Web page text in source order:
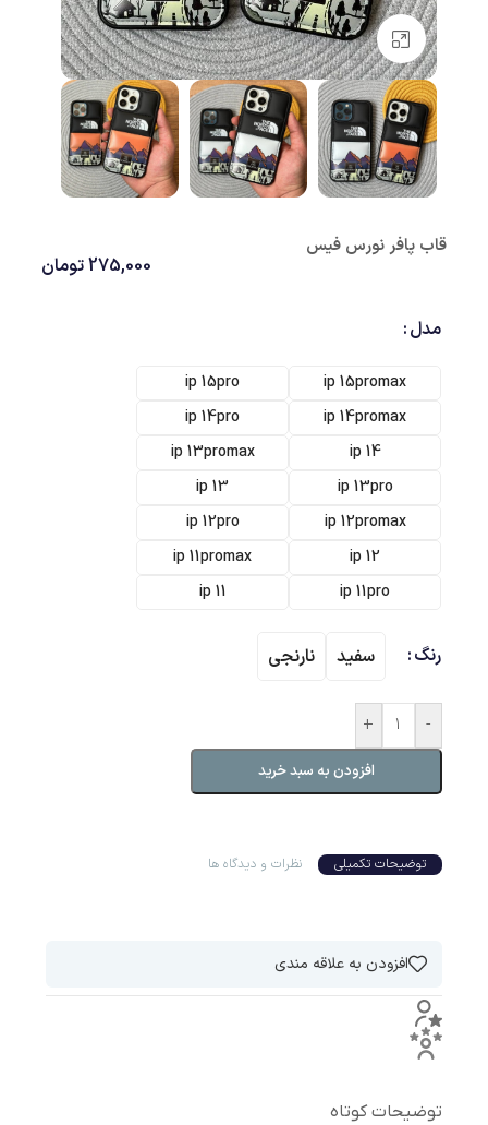
بزرگنمایی تصویر
قاب پافر نورس فیس
275,000تومان
مدل
ip 15promax
ip 15pro
ip 14promax
ip 14pro
ip 14
ip 13promax
ip 13pro
ip 13
ip 12promax
ip 12pro
ip 12
ip 11promax
ip 11pro
ip 11
رنگ سفید نارنجی
-
+
افزودن به سبد خرید
توضیحات تکمیلی نظرات و دیدگاه ها
توضیحات کوتاه
افزودن به علاقه مندی